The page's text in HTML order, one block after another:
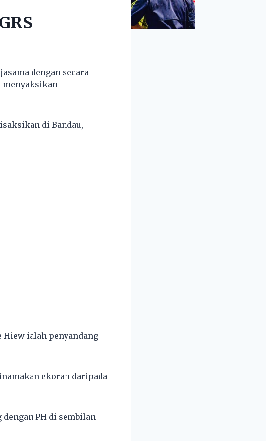
dengan secara
menyaksikan
di Bandau,
Hiew ialah penyandang
ekoran daripada
dengan PH di sembilan